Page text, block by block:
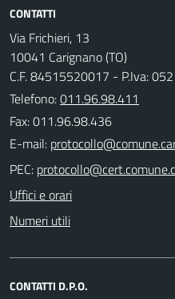
CONTATTI
Via Frichieri, 13
10041 Carignano (TO)
C.F. 84515520017 - P.Iva:
Telefono:011.96.98.411
Fax: 011.96.98.436
E-mail:
PEC:
Uffici e orari
Numeri utili
CONTATTI D.P.O.